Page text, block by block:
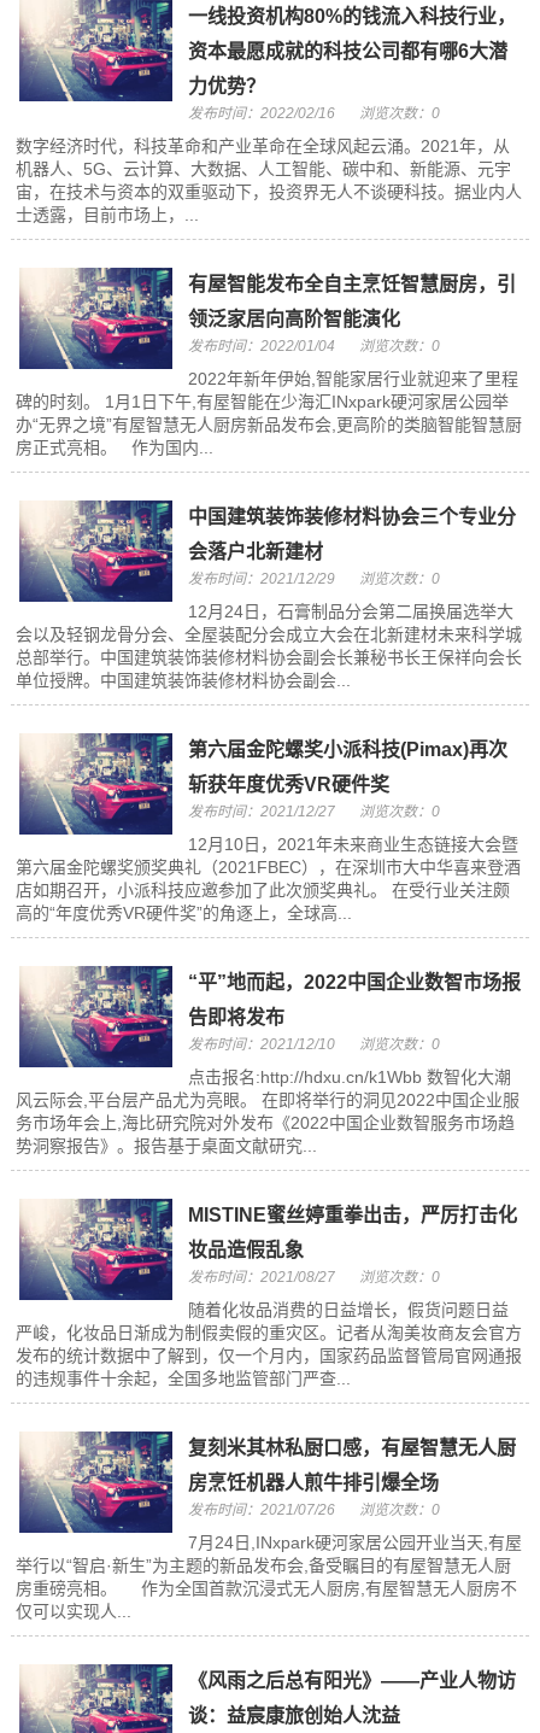
一线投资机构80%的钱流入科技行业，
资本最愿成就的科技公司都有哪6大潜
力优势？
发布时间：2022/02/16 浏览次数：0
数字经济时代，科技革命和产业革命在全球风起云涌。2021年，从
机器人、5G、云计算、大数据、人工智能、碳中和、新能源、元宇
宙，在技术与资本的双重驱动下，投资界无人不谈硬科技。据业内人
士透露，目前市场上，...
有屋智能发布全自主烹饪智慧厨房，引
领泛家居向高阶智能演化
发布时间：2022/01/04 浏览次数：0
2022年新年伊始,智能家居行业就迎来了里程
碑的时刻。 1月1日下午,有屋智能在少海汇INxpark硬河家居公园举
办“无界之境”有屋智慧无人厨房新品发布会,更高阶的类脑智能智慧厨
房正式亮相。 作为国内...
中国建筑装饰装修材料协会三个专业分
会落户北新建材
发布时间：2021/12/29 浏览次数：0
12月24日，石膏制品分会第二届换届选举大
会以及轻钢龙骨分会、全屋装配分会成立大会在北新建材未来科学城
总部举行。中国建筑装饰装修材料协会副会长兼秘书长王保祥向会长
单位授牌。中国建筑装饰装修材料协会副会...
第六届金陀螺奖小派科技(Pimax)再次
斩获年度优秀VR硬件奖
发布时间：2021/12/27 浏览次数：0
12月10日，2021年未来商业生态链接大会暨
第六届金陀螺奖颁奖典礼（2021FBEC），在深圳市大中华喜来登酒
店如期召开，小派科技应邀参加了此次颁奖典礼。 在受行业关注颇
高的“年度优秀VR硬件奖”的角逐上，全球高...
“平”地而起，2022中国企业数智市场报
告即将发布
发布时间：2021/12/10 浏览次数：0
点击报名:http://hdxu.cn/k1Wbb 数智化大潮
风云际会,平台层产品尤为亮眼。 在即将举行的洞见2022中国企业服
务市场年会上,海比研究院对外发布《2022中国企业数智服务市场趋
势洞察报告》。报告基于桌面文献研究...
MISTINE蜜丝婷重拳出击，严厉打击化
妆品造假乱象
发布时间：2021/08/27 浏览次数：0
随着化妆品消费的日益增长，假货问题日益
严峻，化妆品日渐成为制假卖假的重灾区。记者从淘美妆商友会官方
发布的统计数据中了解到，仅一个月内，国家药品监督管局官网通报
的违规事件十余起，全国多地监管部门严查...
复刻米其林私厨口感，有屋智慧无人厨
房烹饪机器人煎牛排引爆全场
发布时间：2021/07/26 浏览次数：0
7月24日,INxpark硬河家居公园开业当天,有屋
举行以“智启·新生”为主题的新品发布会,备受瞩目的有屋智慧无人厨
房重磅亮相。 作为全国首款沉浸式无人厨房,有屋智慧无人厨房不
仅可以实现人...
《风雨之后总有阳光》——产业人物访
谈：益宸康旅创始人沈益